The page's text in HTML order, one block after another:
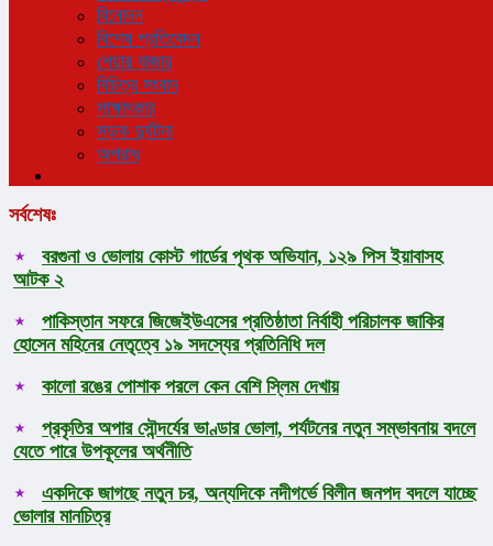
বিনোদন
বিশেষ প্রতিবেদন
শেয়ার বাজার
বিচিত্র সংবাদ
সাক্ষাৎকার
সড়ক দুর্ঘটনা
অপরাধ
সর্বশেষঃ
বরগুনা ও ভোলায় কোস্ট গার্ডের পৃথক অভিযান, ১২৯ পিস ইয়াবাসহ
আটক ২
পাকিস্তান সফরে জিজেইউএসের প্রতিষ্ঠাতা নির্বাহী পরিচালক জাকির
হোসেন মহিনের নেতৃত্বে ১৯ সদস্যের প্রতিনিধি দল
কালো রঙের পোশাক পরলে কেন বেশি স্লিম দেখায়
প্রকৃতির অপার সৌন্দর্যের ভাণ্ডার ভোলা, পর্যটনের নতুন সম্ভাবনায় বদলে
যেতে পারে উপকূলের অর্থনীতি
একদিকে জাগছে নতুন চর, অন্যদিকে নদীগর্ভে বিলীন জনপদ বদলে যাচ্ছে
ভোলার মানচিত্র